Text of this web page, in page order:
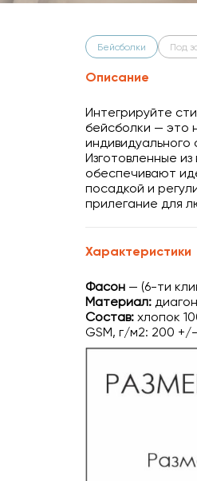
Бейсболки Под
Описание
Интегрируйте
бейсболки — это
индивидуального
Изготовленные
обеспечивают
посадкой и
прилегание для
Характеристики
Фасон — (6-ти
Материал:
Состав: хлопок
GSM, г/м2: 200